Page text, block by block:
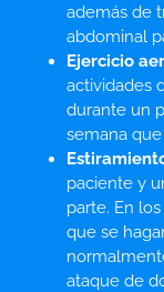
además de
abdominal
Ejercicio
actividades
durante un
semana
paciente y
parte. En
que se
ataque de